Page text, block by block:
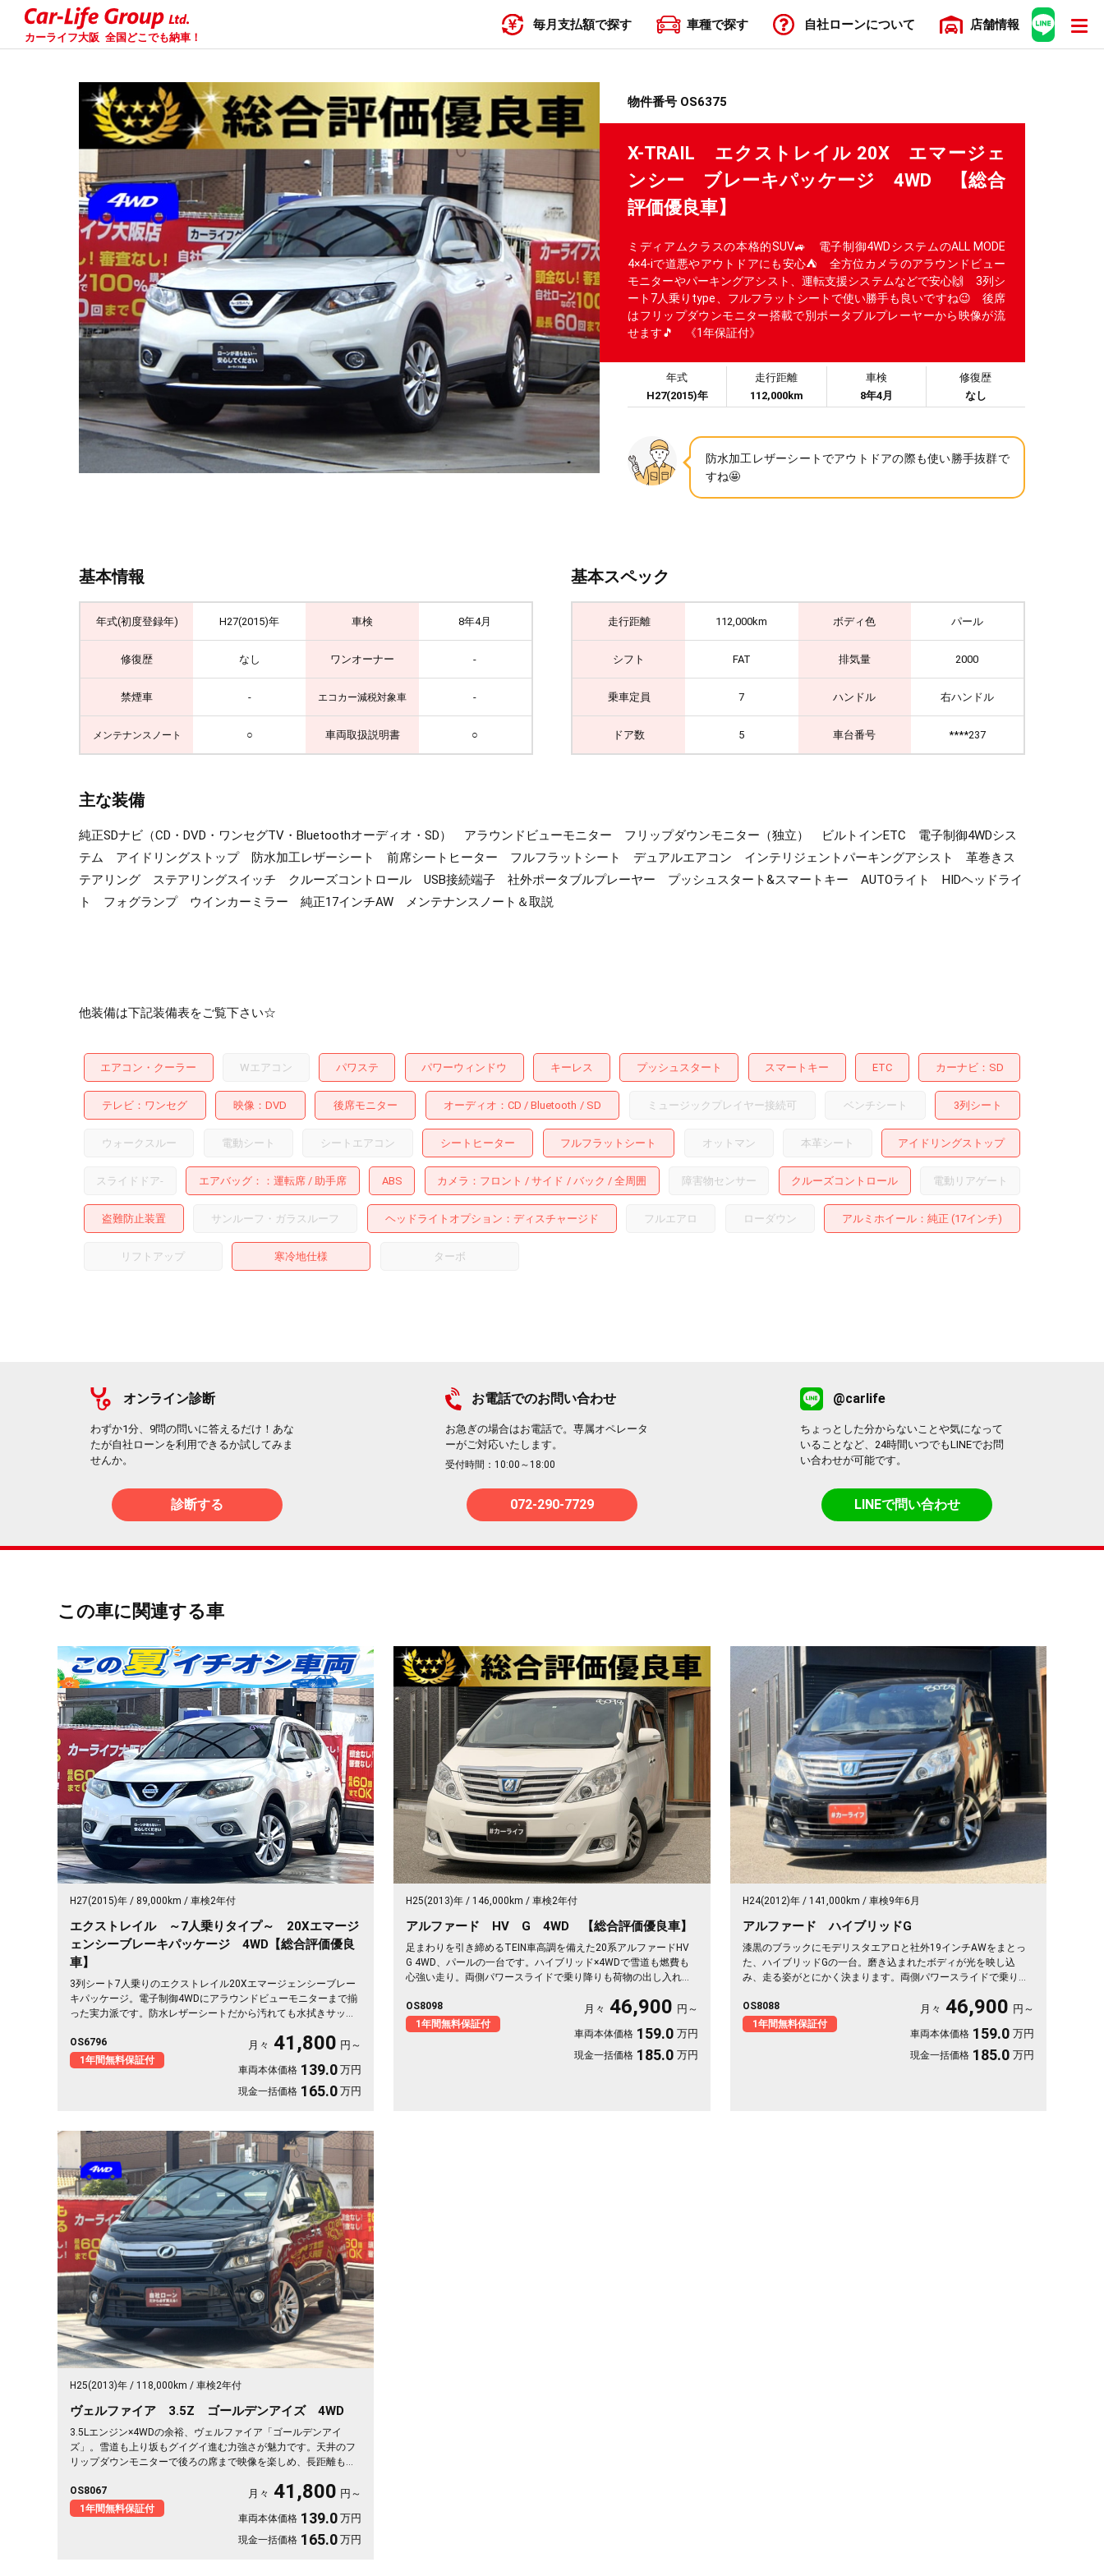
カーライフ大阪 全国どこでも納車！
毎月支払額で探す 車種で探す 自社ローンについて 店舗情報
物件番号 OS6375
X-TRAIL エクストレイル 20X エマージェ
ンシー ブレーキパッケージ 4WD 【総合
評価優良車】
ミディアムクラスの本格的SUV🚙 電子制御4WDシステムのALL MODE
4×4-iで道悪やアウトドアにも安心⛺ 全方位カメラのアラウンドビュー
モニターやパーキングアシスト、運転支援システムなどで安心🙌 3列シ
ート7人乗りtype、フルフラットシートで使い勝手も良いですね😉 後席
はフリップダウンモニター搭載で別ポータブルプレーヤーから映像が流
せます🎵 《1年保証付》
年式
H27(2015)年
走行距離
112,000km
車検
8年4月
修復歴
なし
防水加工レザーシートでアウトドアの際も使い勝手抜群で
すね🤩
基本情報
年式(初度登録年) H27(2015)年 車検 8年4月
修復歴 なし ワンオーナー -
禁煙車 - エコカー減税対象車 -
メンテナンスノート ○ 車両取扱説明書 ○
基本スペック
走行距離 112,000km ボディ色 パール
シフト FAT 排気量 2000
乗車定員 7 ハンドル 右ハンドル
ドア数 5 車台番号 ****237
主な装備
純正SDナビ（CD・DVD・ワンセグTV・Bluetoothオーディオ・SD） アラウンドビューモニター フリップダウンモニター（独立） ビルトインETC 電子制御4WDシス
テム アイドリングストップ 防水加工レザーシート 前席シートヒーター フルフラットシート デュアルエアコン インテリジェントパーキングアシスト 革巻きス
テアリング ステアリングスイッチ クルーズコントロール USB接続端子 社外ポータブルプレーヤー プッシュスタート&スマートキー AUTOライト HIDヘッドライ
ト フォグランプ ウインカーミラー 純正17インチAW メンテナンスノート＆取説
他装備は下記装備表をご覧下さい☆
エアコン・クーラー Wエアコン パワステ パワーウィンドウ キーレス プッシュスタート スマートキー ETC カーナビ SD
テレビ ワンセグ 映像 DVD 後席モニター オーディオ CD Bluetooth SD ミュージックプレイヤー接続可 ベンチシート 3列シート
ウォークスルー 電動シート シートエアコン シートヒーター フルフラットシート オットマン 本革シート アイドリングストップ
スライドドア- エアバッグ： 運転席 助手席 ABS カメラ フロント サイド バック 全周囲 障害物センサー クルーズコントロール 電動リアゲート
盗難防止装置 サンルーフ・ガラスルーフ ヘッドライトオプション ディスチャージド フルエアロ ローダウン アルミホイール ：純正 (17インチ)
リフトアップ 寒冷地仕様 ターボ
オンライン診断
わずか1分、9問の問いに答えるだけ！あな
たが自社ローンを利用できるか試してみま
せんか。
診断する
お電話でのお問い合わせ
お急ぎの場合はお電話で。専属オペレータ
ーがご対応いたします。
受付時間：10:00～18:00
072-290-7729
@carlife
ちょっとした分からないことや気になって
いることなど、24時間いつでもLINEでお問
い合わせが可能です。
LINEで問い合わせ
この車に関連する車
H27(2015)年 89,000km 車検2年付
エクストレイル ～7人乗りタイプ～ 20Xエマージ
ェンシーブレーキパッケージ 4WD【総合評価優良
車】
3列シート7人乗りのエクストレイル20Xエマージェンシーブレー
キパッケージ。電子制御4WDにアラウンドビューモニターまで揃
った実力派です。防水レザーシートだから汚れても水拭きサッ
朝も座った瞬間ぬくもり。フルフラットにすれば車中泊もこなす
懐の深さ。仲間との遠出も、休日の一人旅も自在に楽しめる一台
です😎《1年保証付》🚗✨💺
OS6796
1年間無料保証付
月々 41,800 円～
車両本体価格 139.0 万円
現金一括価格 165.0 万円
H25(2013)年 146,000km 車検2年付
アルファード HV G 4WD 【総合評価優良車】
足まわりを引き締めるTEIN車高調を備えた20系アルファードHV
G 4WD、パールの一台です。ハイブリッド×4WDで雪道も燃費も
心強い走り。両側パワースライドで乗り降りも荷物の出し入れも
動もゆったりくつろげます。仕事終わりの遠出も、趣味の遠征も
余裕の空間で。この一台なら移動そのものが楽しみに変わります
🚗✨💺🙌😎《1年保証付》
OS8098
1年間無料保証付
月々 46,900 円～
車両本体価格 159.0 万円
現金一括価格 185.0 万円
H24(2012)年 141,000km 車検9年6月
アルファード ハイブリッドG
漆黒のブラックにモデリスタエアロと社外19インチAWをまとっ
た、ハイブリッドGの一台。磨き込まれたボディが光を映し込
み、走る姿がとにかく決まります。両側パワースライドで乗り降
知らず。前後ドライブレコーダー付きで、万が一の時も映像でし
っかり安心です。仲間との遠出も、日々の送迎も、この存在感な
ら気分が上がる🚗✨💎💺😎《1年保証付》
OS8088
1年間無料保証付
月々 46,900 円～
車両本体価格 159.0 万円
現金一括価格 185.0 万円
H25(2013)年 118,000km 車検2年付
ヴェルファイア 3.5Z ゴールデンアイズ 4WD
3.5Lエンジン×4WDの余裕、ヴェルファイア「ゴールデンアイ
ズ」。雪道も上り坂もグイグイ進む力強さが魅力です。天井のフ
リップダウンモニターで後ろの席まで映像を楽しめ、長距離もあ
ボディの艶やかさと座り心地の良いハーフレザーシートで、移動
そのものが特別な時間に変わります。仲間との遠出も存分に楽し
める一台です💎《1年保証付》
OS8067
1年間無料保証付
月々 41,800 円～
車両本体価格 139.0 万円
現金一括価格 165.0 万円